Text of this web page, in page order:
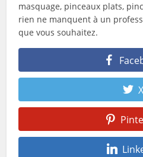
masquage, pinceaux plats,
rien ne manquent à un
que vous souhaitez.
X